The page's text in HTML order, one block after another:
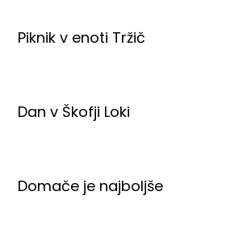
Piknik v enoti Tržič
Dan v Škofji Loki
Domače je najboljše